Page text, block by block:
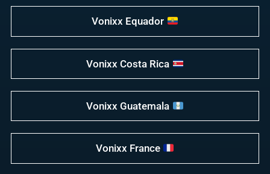
Vonixx Equador
Vonixx Costa Rica
Vonixx Guatemala
Vonixx France